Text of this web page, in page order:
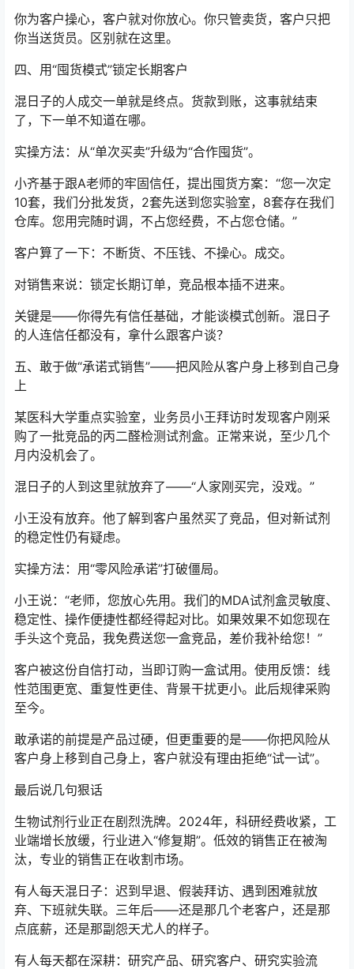
你为客户操心，客户就对你放心。你只管卖货，客户只把
你当送货员。区别就在这里。
四、用“囤货模式”锁定长期客户
混日子的人成交一单就是终点。货款到账，这事就结束
了，下一单不知道在哪。
实操方法：从“单次买卖”升级为“合作囤货”。
小齐基于跟A老师的牢固信任，提出囤货方案：“您一次定
10套，我们分批发货，2套先送到您实验室，8套存在我们
仓库。您用完随时调，不占您经费，不占您仓储。”
客户算了一下：不断货、不压钱、不操心。成交。
对销售来说：锁定长期订单，竞品根本插不进来。
关键是——你得先有信任基础，才能谈模式创新。混日子
的人连信任都没有，拿什么跟客户谈？
五、敢于做“承诺式销售”——把风险从客户身上移到自己身
上
某医科大学重点实验室，业务员小王拜访时发现客户刚采
购了一批竞品的丙二醛检测试剂盒。正常来说，至少几个
月内没机会了。
混日子的人到这里就放弃了——“人家刚买完，没戏。”
小王没有放弃。他了解到客户虽然买了竞品，但对新试剂
的稳定性仍有疑虑。
实操方法：用“零风险承诺”打破僵局。
小王说：“老师，您放心先用。我们的MDA试剂盒灵敏度、
稳定性、操作便捷性都经得起对比。如果效果不如您现在
手头这个竞品，我免费送您一盒竞品，差价我补给您！”
客户被这份自信打动，当即订购一盒试用。使用反馈：线
性范围更宽、重复性更佳、背景干扰更小。此后规律采购
至今。
敢承诺的前提是产品过硬，但更重要的是——你把风险从
客户身上移到自己身上，客户就没有理由拒绝“试一试”。
最后说几句狠话
生物试剂行业正在剧烈洗牌。2024年，科研经费收紧，工
业端增长放缓，行业进入“修复期”。低效的销售正在被淘
汰，专业的销售正在收割市场。
有人每天混日子：迟到早退、假装拜访、遇到困难就放
弃、下班就失联。三年后——还是那几个老客户，还是那
点底薪，还是那副怨天尤人的样子。
有人每天都在深耕：研究产品、研究客户、研究实验流